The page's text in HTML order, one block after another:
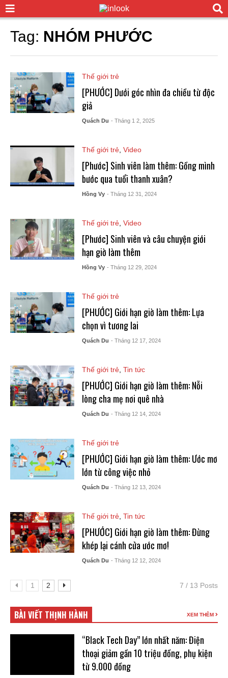
Tag: NHÓM PHƯỚC
Thế giới trẻ
[PHƯỚC] Dưới góc nhìn đa chiều từ độc
giả
Quách Du - Tháng 1 2, 2025
Thế giới trẻ, Video
[Phước] Sinh viên làm thêm: Gồng mình
bước qua tuổi thanh xuân?
Hồng Vy - Tháng 12 31, 2024
Thế giới trẻ, Video
[Phước] Sinh viên và câu chuyện giới
hạn giờ làm thêm
Hồng Vy - Tháng 12 29, 2024
Thế giới trẻ
[PHƯỚC] Giới hạn giờ làm thêm: Lựa
chọn vì tương lai
Quách Du - Tháng 12 17, 2024
Thế giới trẻ, Tin tức
[PHƯỚC] Giới hạn giờ làm thêm: Nỗi
lòng cha mẹ nơi quê nhà
Quách Du - Tháng 12 14, 2024
Thế giới trẻ
[PHƯỚC] Giới hạn giờ làm thêm: Ước mơ
lớn từ công việc nhỏ
Quách Du - Tháng 12 13, 2024
Thế giới trẻ, Tin tức
[PHƯỚC] Giới hạn giờ làm thêm: Đừng
khép lại cánh cửa ước mơ!
Quách Du - Tháng 12 12, 2024
1 2 7 / 13 Posts
BÀI VIẾT THỊNH HÀNH XEM THÊM
“Black Tech Day” lớn nhất năm: Điện
thoại giảm gần 10 triệu đồng, phụ kiện
từ 9.000 đồng